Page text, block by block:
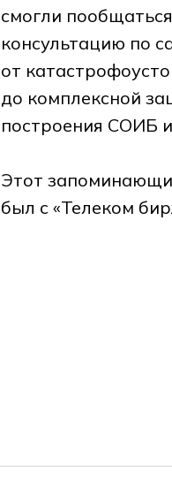
смогли
консультацию по
от
до комплексной
построения СОИБ
Этот
был с «Телеком